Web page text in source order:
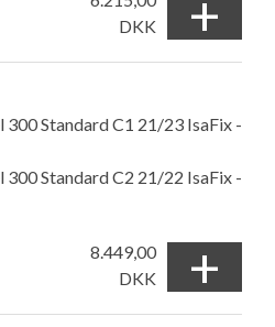
DKK
+
300 Standard C1 21/23 IsaFix -
300 Standard C2 21/22 IsaFix -
8.449,00
DKK
+